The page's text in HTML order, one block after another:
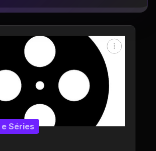
e Séries